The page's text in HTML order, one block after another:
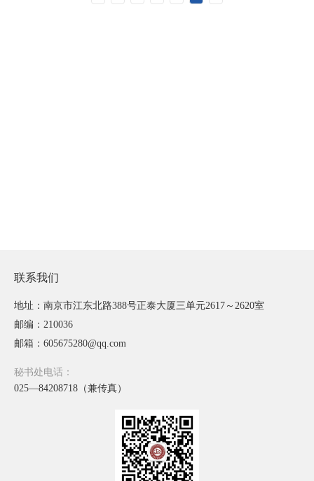
联系我们
地址：南京市江东北路388号正泰大厦三单元2617～2620室
邮编：210036
邮箱：605675280@qq.com
秘书处电话：
025—84208718（兼传真）